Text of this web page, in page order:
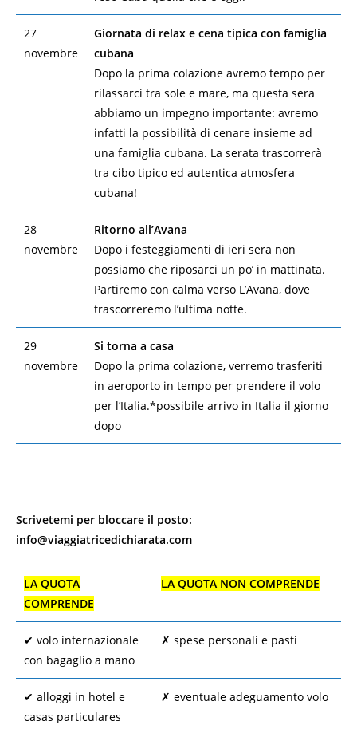
27
novembre
Giornata di relax e cena tipica con famiglia
cubana
Dopo la prima colazione avremo tempo per
rilassarci tra sole e mare, ma questa sera
abbiamo un impegno importante: avremo
infatti la possibilità di cenare insieme ad
una famiglia cubana. La serata trascorrerà
tra cibo tipico ed autentica atmosfera
cubana!
28
novembre
Ritorno all’Avana
Dopo i festeggiamenti di ieri sera non
possiamo che riposarci un po’ in mattinata.
Partiremo con calma verso L’Avana, dove
trascorreremo l’ultima notte.
29
novembre
Si torna a casa
Dopo la prima colazione, verremo trasferiti
in aeroporto in tempo per prendere il volo
per l’Italia.*possibile arrivo in Italia il giorno
dopo
Scrivetemi per bloccare il posto:
info@viaggiatricedichiarata.com
LA QUOTA
COMPRENDE
LA QUOTA NON COMPRENDE
✔︎ volo internazionale
con bagaglio a mano
✗ spese personali e pasti
✔︎ alloggi in hotel e
casas particulares
✗ eventuale adeguamento volo